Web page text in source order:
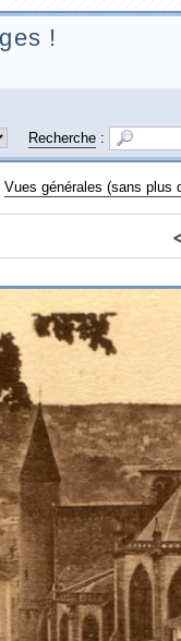
!
Recherche:
Vues générales (sans plus